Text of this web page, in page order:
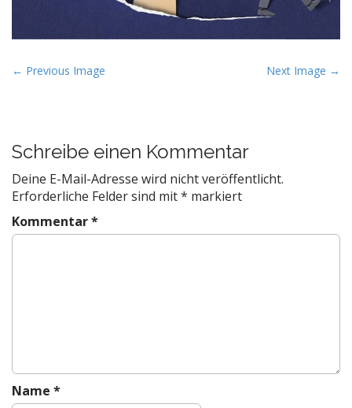
P
n
a
v
i
g
← Previous Image Next Image →
Schreibe einen Kommentar
Deine E-Mail-Adresse wird nicht veröffentlicht.
Erforderliche Felder sind mit* markiert
Kommentar*
Name *